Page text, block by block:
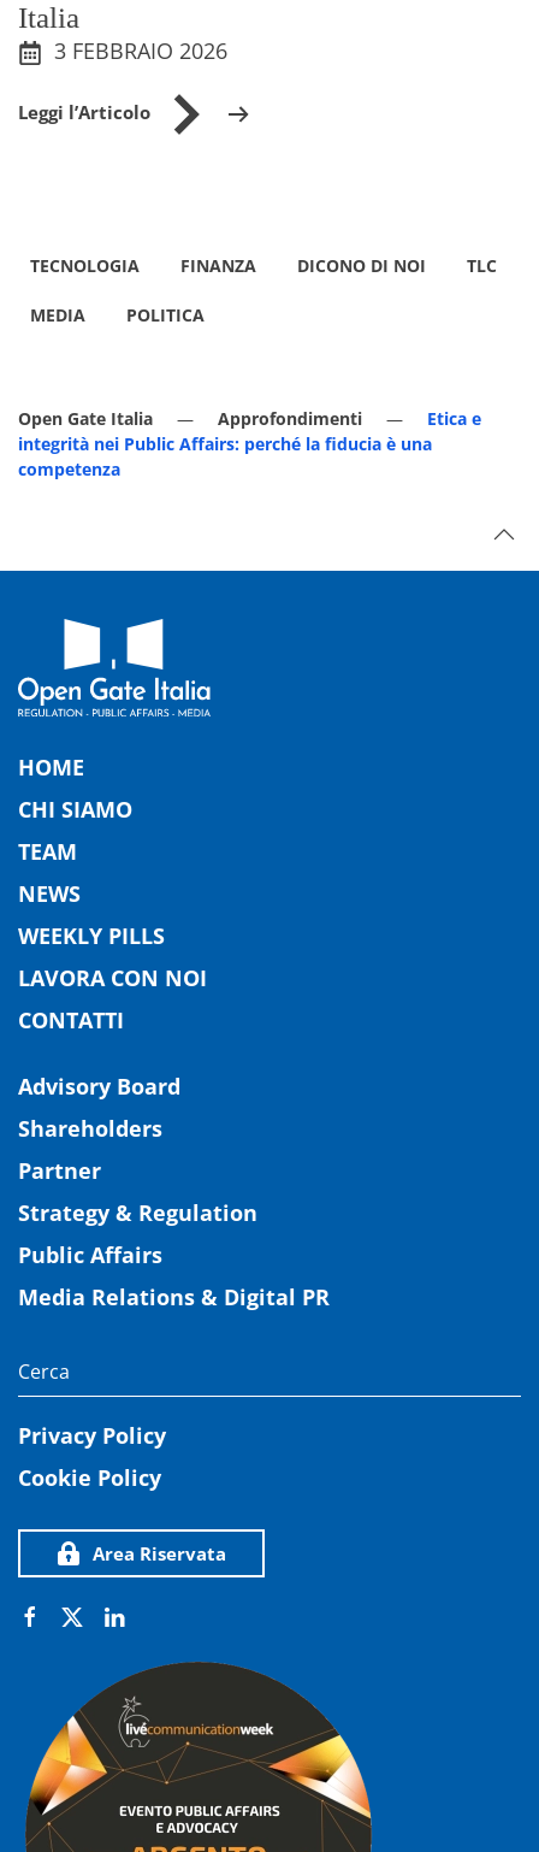
Italia
3 FEBBRAIO 2026
Leggi l’Articolo
TECNOLOGIA FINANZA DICONO DI NOI TLC
MEDIA POLITICA
Open Gate Italia Approfondimenti
Etica e
integrità nei Public Affairs: perché la fiducia è una
competenza
HOME
CHI SIAMO
TEAM
NEWS
WEEKLY PILLS
LAVORA CON NOI
CONTATTI
Advisory Board
Shareholders
Partner
Strategy & Regulation
Public Affairs
Media Relations & Digital PR
Privacy Policy
Cookie Policy
Area Riservata